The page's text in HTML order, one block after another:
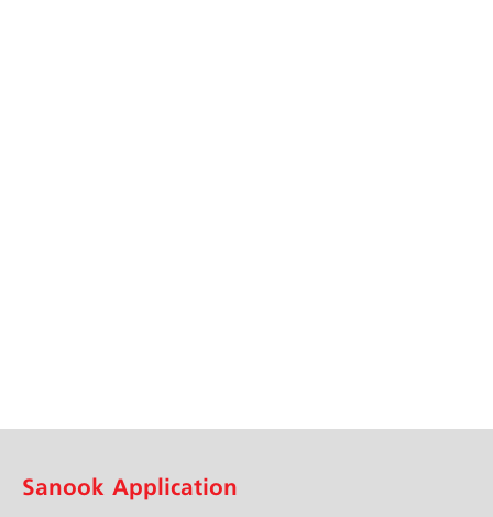
Sanook Application